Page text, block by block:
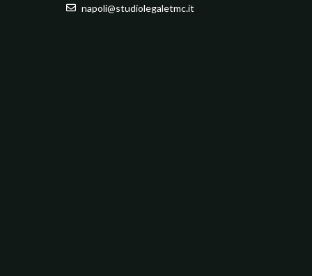
napoli@studiolegaletmc.it